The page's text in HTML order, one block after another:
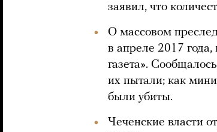
заявил, что
О массовом
в апреле 2017 года,
газета».
их пытали; как
были убиты.
Чеченские власти